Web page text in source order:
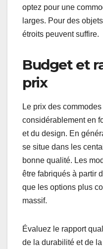
optez pour une
larges. Pour des
étroits peuvent suffire.
Budget et
prix
Le prix des
considérablement en
et du design. En
se situe dans les
bonne qualité. Les
être fabriqués à partir
que les options plus
massif.
Évaluez le rapport
de la durabilité et de